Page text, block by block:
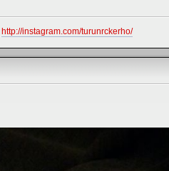
http://instagram.com/turunrckerho/